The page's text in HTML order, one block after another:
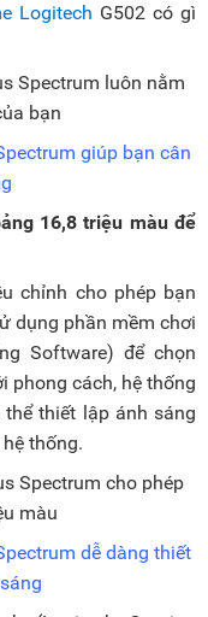
Logitech G502 có gì
giúp bạn cân
16,8 triệu màu để
chỉnh cho phép bạn
dụng phần mềm chơi
Software) để chọn
phong cách, hệ thống
thiết lập ánh sáng
thống.
dễ dàng thiết